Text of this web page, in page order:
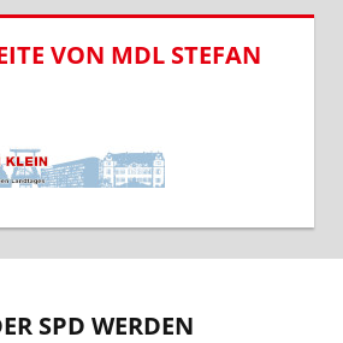
VON MDL STEFAN
SPD WERDEN